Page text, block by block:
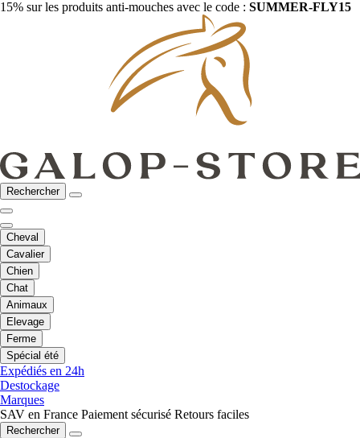
15% sur les produits anti-mouches avec le code : SUMMER-FLY15
Rechercher
Cheval
Cavalier
Chien
Chat
Animaux
Elevage
Ferme
Spécial été
Expédiés en 24h
Destockage
Marques
SAV en France Paiement sécurisé Retours faciles
Rechercher